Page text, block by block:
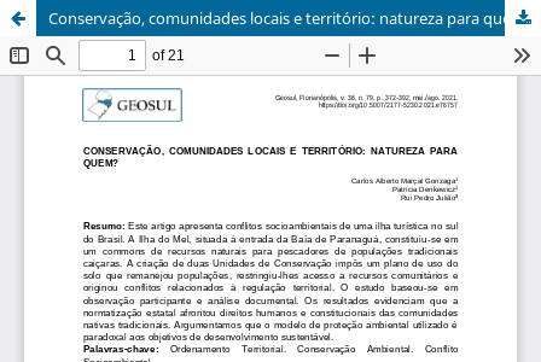
Conservação, comunidades locais e território: natureza para quem?